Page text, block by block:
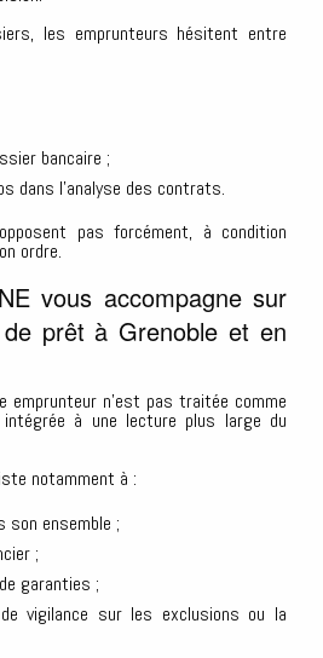
les emprunteurs hésitent entre
bancaire ;
dans l’analyse des contrats.
pas forcément, à condition
ordre.
vous accompagne sur
prêt à Grenoble et en
emprunteur n’est pas traitée comme
à une lecture plus large du
notamment à :
son ensemble ;
;
garanties ;
vigilance sur les exclusions ou la